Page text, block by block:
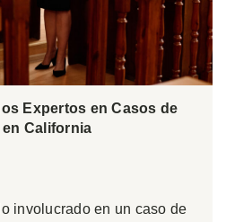
Expertos en Casos de
California
involucrado en un caso de